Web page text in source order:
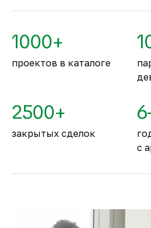
По уровню безопасности
занимают второе место в
1000+
проектов в каталоге
2500+
закрытых сделок
с